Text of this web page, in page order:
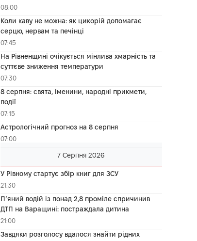
08:00
Коли каву не можна: як цикорій допомагає
серцю, нервам та печінці
07:45
На Рівненщині очікується мінлива хмарність та
суттєве зниження температури
07:30
8 серпня: свята, іменини, народні прикмети,
події
07:15
Астрологічний прогноз на 8 серпня
07:00
7 Серпня 2026
У Рівному стартує збір книг для ЗСУ
21:30
П’яний водій із понад 2,8 проміле спричинив
ДТП на Варащині: постраждала дитина
21:00
Завдяки розголосу вдалося знайти рідних